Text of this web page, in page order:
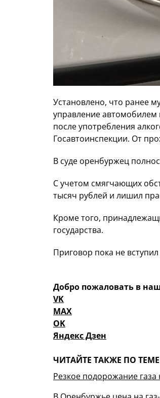
Установлено, что ранее
управление автомобилем
после употребления
Госавтоинспекции. От
В суде оренбуржец
С учетом смягчающих
тысяч рублей и лишил
Кроме того,
государства.
Приговор пока не
Добро пожаловать в
VK
MAX
OK
Яндекс Дзен
ЧИТАЙТЕ ТАКЖЕ ПО
Резкое подорожание